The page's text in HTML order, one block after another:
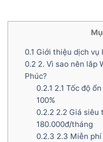
0.1 Giới thiệu dịch vụ
0.2 2. Vì sao nên lắp
Phúc?
0.2.1 2.1 Tốc độ
100%
0.2.2 2.2 Giá siêu
180.000đ/tháng
0.2.3 2.3 Miễn